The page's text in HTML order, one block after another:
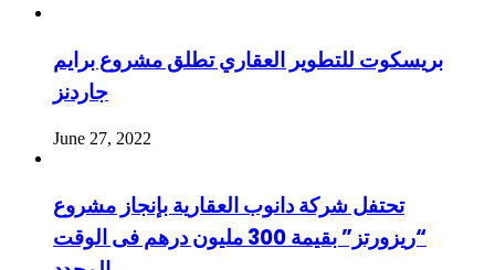
بريسكوت للتطوير العقاري تطلق مشروع برايم
جاردنز
June 27, 2022
تحتفل شركة دانوب العقارية بإنجاز مشروع
“ريزورتز” بقيمة 300 مليون درهم فى الوقت